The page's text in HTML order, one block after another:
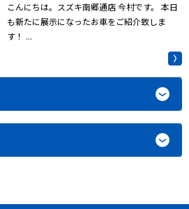
こんにちは。スズキ南郷通店 今村です。 本日
も新たに展示になったお車をご紹介致しま
す！ ...